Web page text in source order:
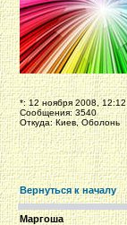
*: 12 ноября 2008, 12:12
Сообщения: 3540
Откуда: Киев, Оболонь
Вернуться к началу
Маргоша